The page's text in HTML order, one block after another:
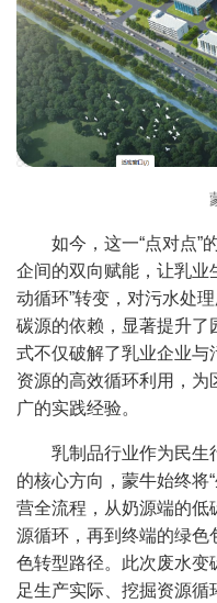
如今，这一“点对点”
企间的双向赋能，让乳业
动循环”转变，对污水处
碳源的依赖，显著提升了
式不仅破解了乳业企业与
资源的高效循环利用，为
广的实践经验。
乳制品行业作为民生
的核心方向，蒙牛始终将
营全流程，从奶源端的低
源循环，再到终端的绿色
色转型路径。此次废水变
足生产实际、挖掘资源